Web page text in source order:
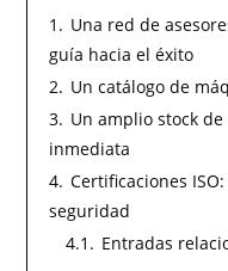
1. Una red de
guía hacia el éxito
2. Un catálogo de
3. Un amplio stock
inmediata
4. Certificaciones
seguridad
4.1. Entradas